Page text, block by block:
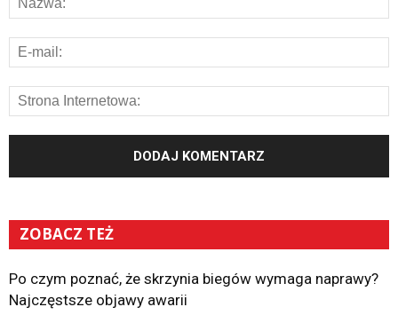
ZOBACZ TEŻ
Po czym poznać, że skrzynia biegów wymaga naprawy?
Najczęstsze objawy awarii